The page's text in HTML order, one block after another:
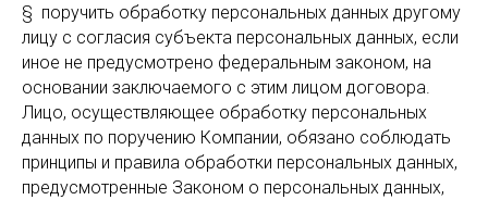
§ поручить обработку персональных данных другому
лицу с согласия субъекта персональных данных, если
иное не предусмотрено федеральным законом, на
основании заключаемого с этим лицом договора.
Лицо, осуществляющее обработку персональных
данных по поручению Компании, обязано соблюдать
принципы и правила обработки персональных данных,
предусмотренные Законом о персональных данных,